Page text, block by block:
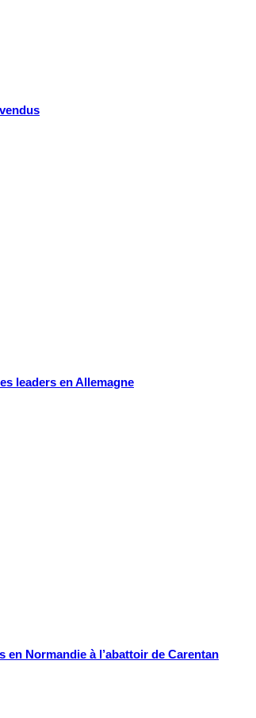
leaders en Allemagne
Normandie à l’abattoir de Carentan